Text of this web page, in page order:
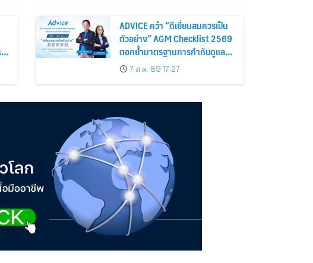
ADVICE คว้า “ดีเยี่ยมสมควรเป็น
ตัวอย่าง” AGM Checklist 2569
ตอกย้ำมาตรฐานการกำกับดูแล
กิจการที่ดี
7 ส.ค. 69 17:27